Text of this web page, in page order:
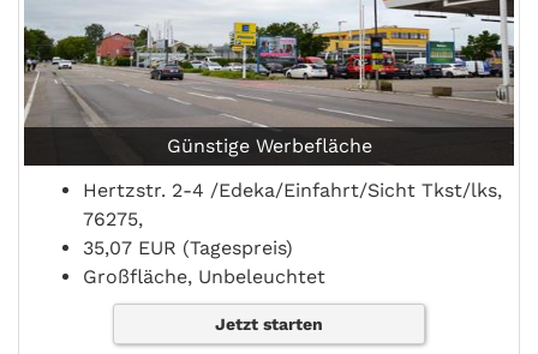
Günstige Werbefläche
Hertzstr. 2-4 /Edeka/Einfahrt/Sicht Tkst/lks,
76275,
35,07 EUR (Tagespreis)
Großfläche, Unbeleuchtet
Jetzt starten